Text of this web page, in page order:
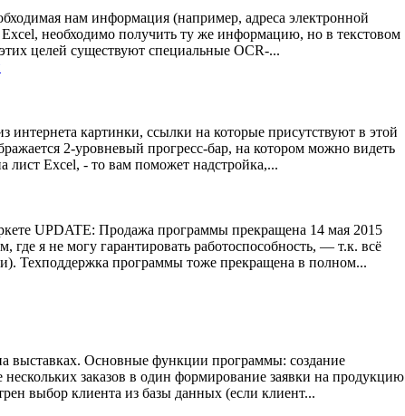
нам информация (например, адреса электронной
необходимо получить ту же информацию, но в текстовом
целей существуют специальные OCR-...
интернета картинки, ссылки на которые присутствуют в этой
2-уровневый прогресс-бар, на котором можно видеть
лист Excel, - то вам поможет надстройка,...
UPDATE: Продажа программы прекращена 14 мая 2015
где я не могу гарантировать работоспособность, — т.к. всё
Техподдержка программы тоже прекращена в полном...
выставках. Основные функции программы: создание
заказов в один формирование заявки на продукцию
выбор клиента из базы данных (если клиент...